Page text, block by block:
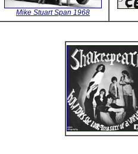
Mike Stuart Span 1968